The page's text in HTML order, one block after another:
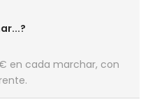
en cada marchar, con